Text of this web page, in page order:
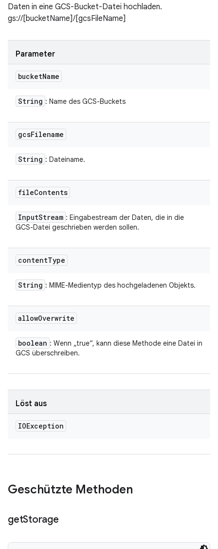
Daten in eine GCS-Bucket-Datei hochladen.
gs://[bucketName]/[gcsFileName]
Parameter
bucketName
String : Name des GCS-Buckets
gcsFilename
String : Dateiname.
fileContents
InputStream : Eingabestream der Daten, die in die
GCS-Datei geschrieben werden sollen.
contentType
String : MIME-Medientyp des hochgeladenen Objekts.
allowOverwrite
boolean : Wenn „true“, kann diese Methode eine Datei in
GCS überschreiben.
Löst aus
IOException
Geschützte Methoden
getStorage